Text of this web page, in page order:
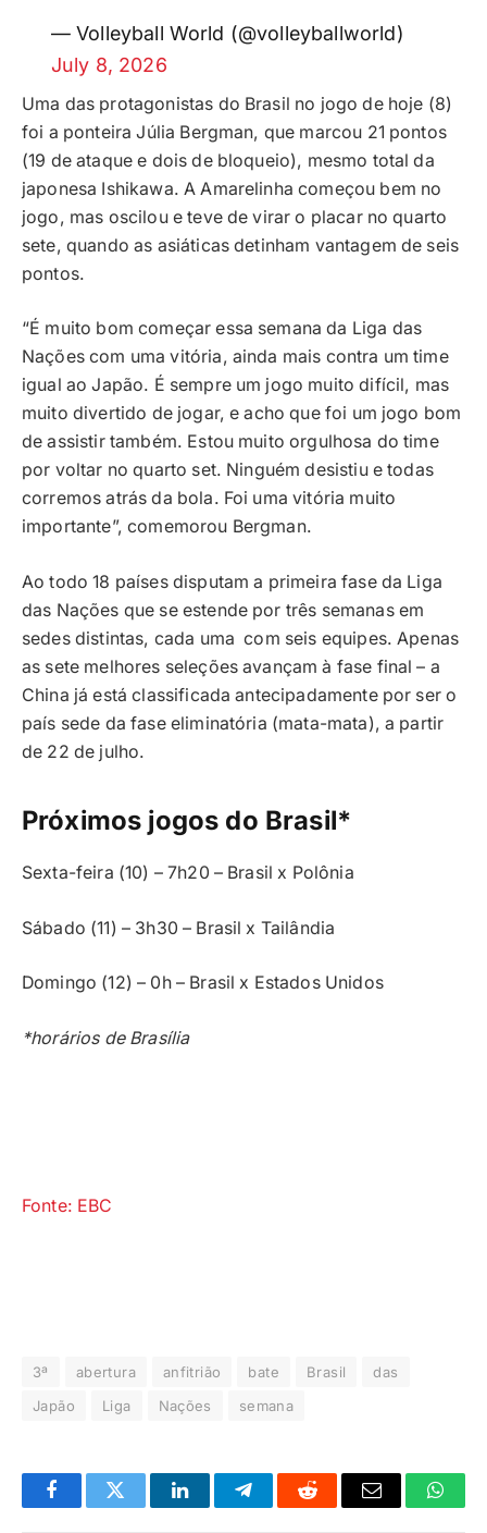
— Volleyball World (@volleyballworld)
July 8, 2026
Uma das protagonistas do Brasil no jogo de hoje (8)
foi a ponteira Júlia Bergman, que marcou 21 pontos
(19 de ataque e dois de bloqueio), mesmo total da
japonesa Ishikawa. A Amarelinha começou bem no
jogo, mas oscilou e teve de virar o placar no quarto
sete, quando as asiáticas detinham vantagem de seis
pontos.
“É muito bom começar essa semana da Liga das
Nações com uma vitória, ainda mais contra um time
igual ao Japão. É sempre um jogo muito difícil, mas
muito divertido de jogar, e acho que foi um jogo bom
de assistir também. Estou muito orgulhosa do time
por voltar no quarto set. Ninguém desistiu e todas
corremos atrás da bola. Foi uma vitória muito
importante”, comemorou Bergman.
Ao todo 18 países disputam a primeira fase da Liga
das Nações que se estende por três semanas em
sedes distintas, cada uma com seis equipes. Apenas
as sete melhores seleções avançam à fase final – a
China já está classificada antecipadamente por ser o
país sede da fase eliminatória (mata-mata), a partir
de 22 de julho.
Próximos jogos do Brasil*
Sexta-feira (10) – 7h20 – Brasil x Polônia
Sábado (11) – 3h30 – Brasil x Tailândia
Domingo (12) – 0h – Brasil x Estados Unidos
*horários de Brasília
Fonte: EBC
3ª abertura anfitrião bate Brasil
das
Japão
Liga Nações semana
FacebookTwitter LinkedInTelegramaReddit
E-